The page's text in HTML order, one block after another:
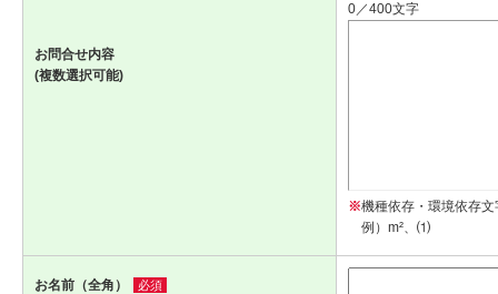
お問合せ内容
(複数選択可能)
0／400文字
※機種依存・環境依存
例）m²、⑴
お名前（全角） 必須